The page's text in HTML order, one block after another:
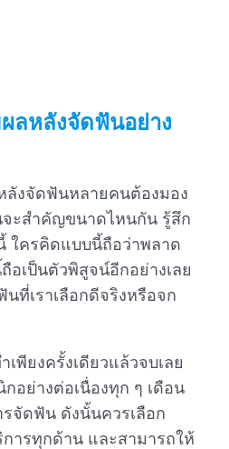
ลหลังจัดฟันอย่าง
ลังจัดฟันหลายคนต้องมอง
ะสำคัญขนาดไหนกัน รู้สึก
ใครคิดแบบนี้ถือว่าพลาด
อเป็นตัวพิสูจน์อีกอย่างเลย
ที่เราเลือกดีจริงหรือจก
พียงครั้งเดียวแล้วจบเลย
กอย่างต่อเนื่องทุก ๆ เดือน
จัดฟัน ดังนั้นควรเลือก
ารทุกด้าน และสามารถให้